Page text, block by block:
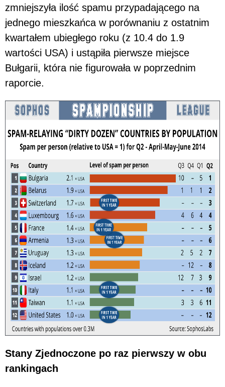
zmniejszyła ilość spamu przypadającego na
jednego mieszkańca w porównaniu z ostatnim
kwartałem ubiegłego roku (z 10.4 do 1.9
wartości USA) i ustąpiła pierwsze miejsce
Bułgarii, która nie figurowała w poprzednim
raporcie.
Stany Zjednoczone po raz pierwszy w obu
rankingach